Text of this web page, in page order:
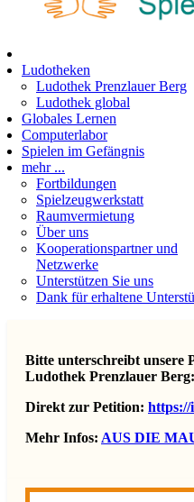
Ludotheken
Ludothek Prenzlauer Berg
Ludothek global
Globales Lernen
Computerlabor
Spielen im Gefängnis
mehr ...
Fortbildungen
Spielzeugwerkstatt
Raumvermietung
Über uns
Kooperationspartner und
Netzwerke
Unterstützen Sie uns
Dank für erhaltene
Bitte unterschreibt unsere
Ludothek Prenzlauer Berg:
Direkt zur Petition: https://
Mehr Infos: AUS DIE